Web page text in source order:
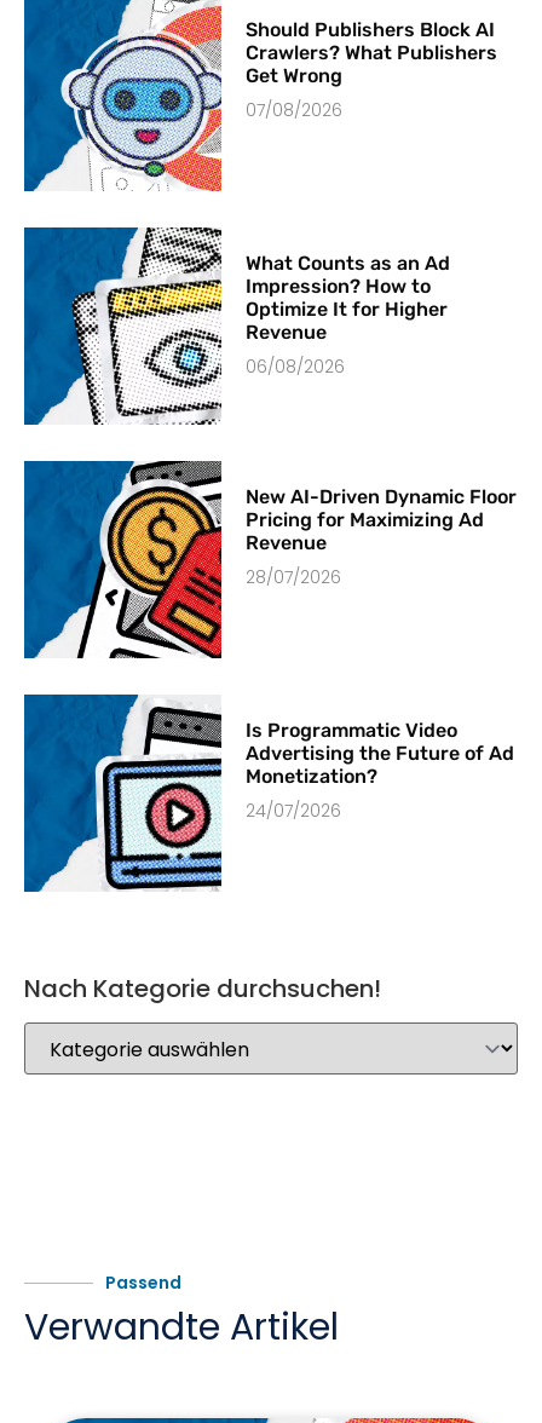
Should Publishers Block AI
Crawlers? What Publishers
Get Wrong
07/08/2026
What Counts as an Ad
Impression? How to
Optimize It for Higher
Revenue
06/08/2026
New AI-Driven Dynamic Floor
Pricing for Maximizing Ad
Revenue
28/07/2026
Is Programmatic Video
Advertising the Future of Ad
Monetization?
24/07/2026
Nach Kategorie durchsuchen!
Passend
Verwandte Artikel